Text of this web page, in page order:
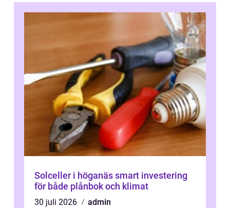
Solceller i höganäs smart investering
för både plånbok och klimat
30 juli 2026
admin